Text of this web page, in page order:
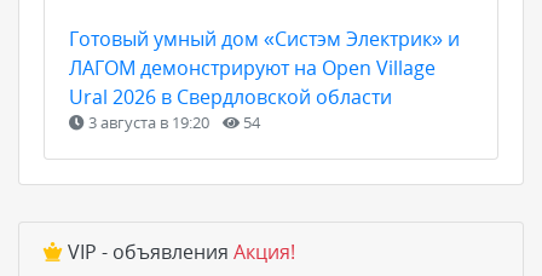
Готовый умный дом «Систэм Электрик» и
ЛАГОМ демонстрируют на Open Village
Ural 2026 в Свердловской области
3 августа в 19:20 54
VIP - объявления Акция!